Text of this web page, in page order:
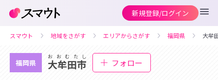
新規登録/ログイン
スマウト 地域をさがす エリアからさがす 福岡県 大牟
福岡県
おおむたし
大牟田市 フォロー